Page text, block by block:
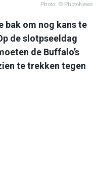
Photo: © PhotoNews
bak om nog kans te
de slotpseeldag
de Buffalo’s
te trekken tegen